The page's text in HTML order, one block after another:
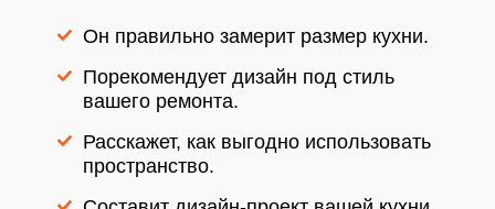
Он правильно замерит размер кухни.
Порекомендует дизайн под стиль
вашего ремонта.
Расскажет, как выгодно использовать
пространство.